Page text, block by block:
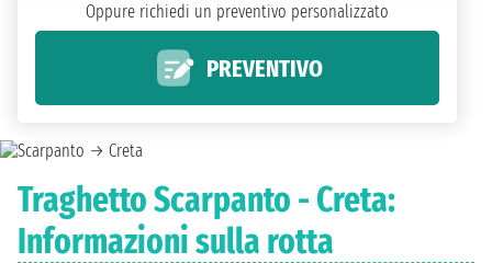
Traghetto Scarpanto - Creta:
Informazioni sulla rotta
Oppure richiedi un preventivo personalizzato
PREVENTIVO